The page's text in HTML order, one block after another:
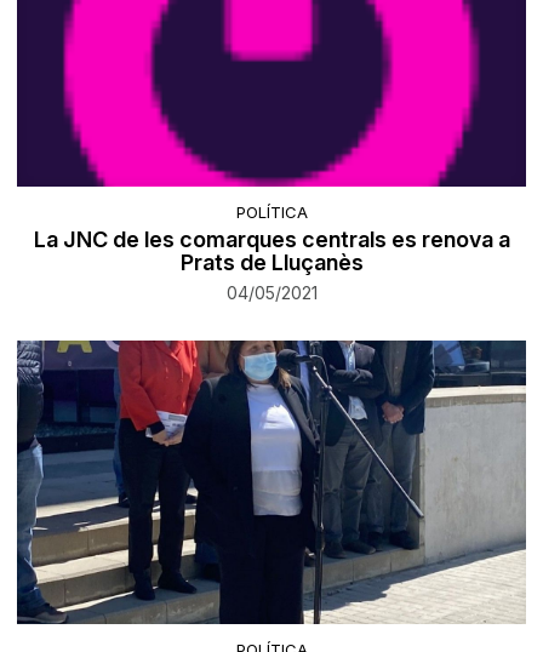
POLÍTICA
La JNC de les comarques centrals es renova a
Prats de Lluçanès
04/05/2021